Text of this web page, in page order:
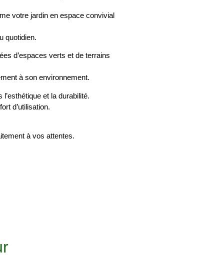
votre jardin en espace convivial
quotidien.
d’espaces verts et de terrains
à son environnement.
et la durabilité.
d’utilisation.
à vos attentes.